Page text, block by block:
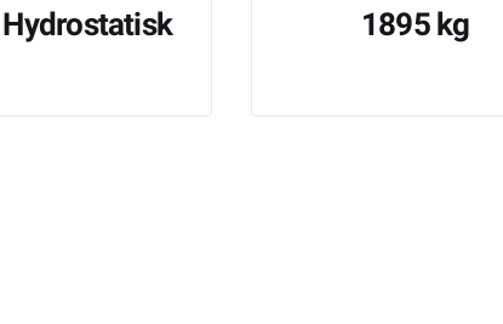
Hydrostatisk 1895 kg